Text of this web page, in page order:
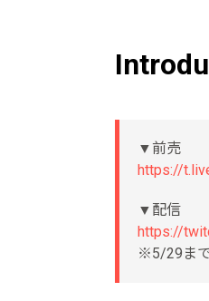
▼前売
https://
▼配信
https://
※5/29ま